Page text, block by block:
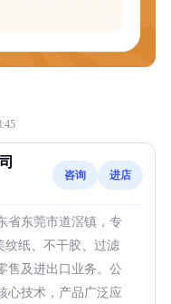
咨询 进店
省东莞市道滘镇，专
纹纸、不干胶、过滤
售及进出口业务。公
心技术，产品广泛应